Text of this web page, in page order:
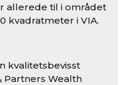
allerede til i området
kvadratmeter i VIA.
kvalitetsbevisst
Partners Wealth